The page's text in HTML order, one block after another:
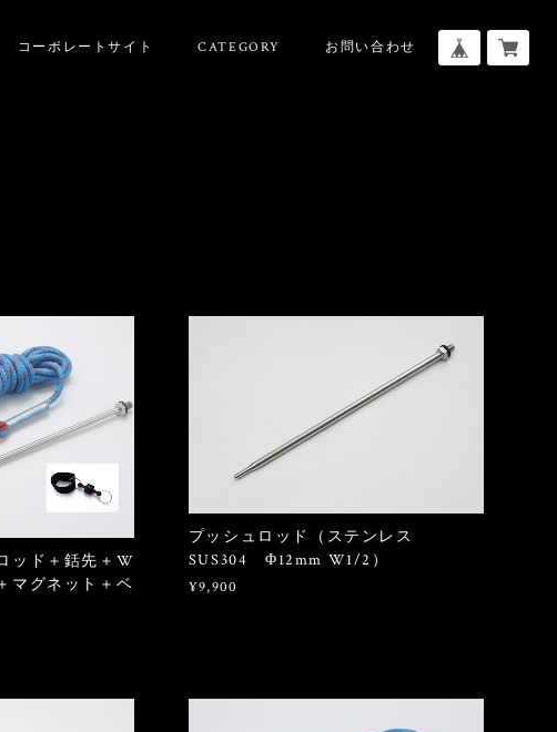
コーポレートサイト CATEGORY お問い合わせ
ッド＋銛先＋W
マグネット＋ベ
プッシュロッド（ステンレス
SUS304 Φ12mm W1/2）
¥9,900